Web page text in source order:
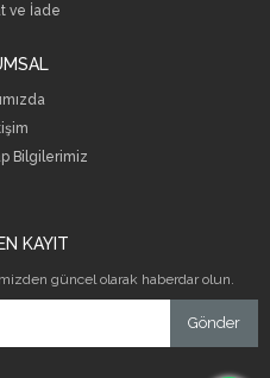
ve İade
Bilgilerimiz
KAYIT
güncel olarak haberdar olun.
Gönder